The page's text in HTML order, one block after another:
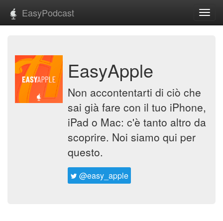
EasyPodcast
EasyApple
Non accontentarti di ciò che
sai già fare con il tuo iPhone,
iPad o Mac: c'è tanto altro da
scoprire. Noi siamo qui per
questo.
@easy_apple